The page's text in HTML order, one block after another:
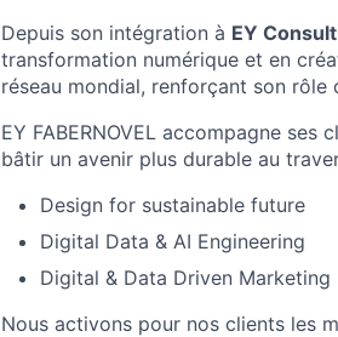
Depuis son intégration à EY
transformation numérique et en
réseau mondial, renforçant son rôle
EY FABERNOVEL accompagne
bâtir un avenir plus durable au
Design for sustainable future
Digital Data & AI Engineering
Digital & Data Driven Marketing
Nous activons pour nos clients les